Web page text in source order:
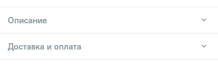
Описание
Доставка и оплата